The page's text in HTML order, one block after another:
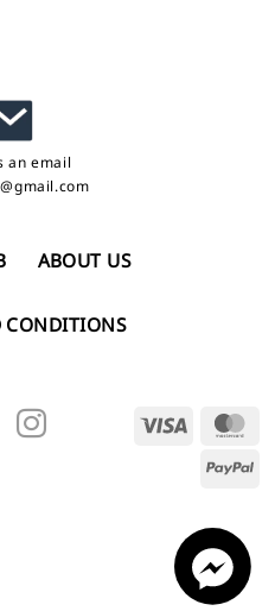
an email
ABOUT US
CONDITIONS
Visa